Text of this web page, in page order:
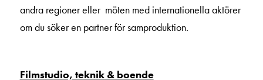
andra regioner eller möten med internationella aktörer
om du söker en partner för samproduktion.
Filmstudio, teknik & boende